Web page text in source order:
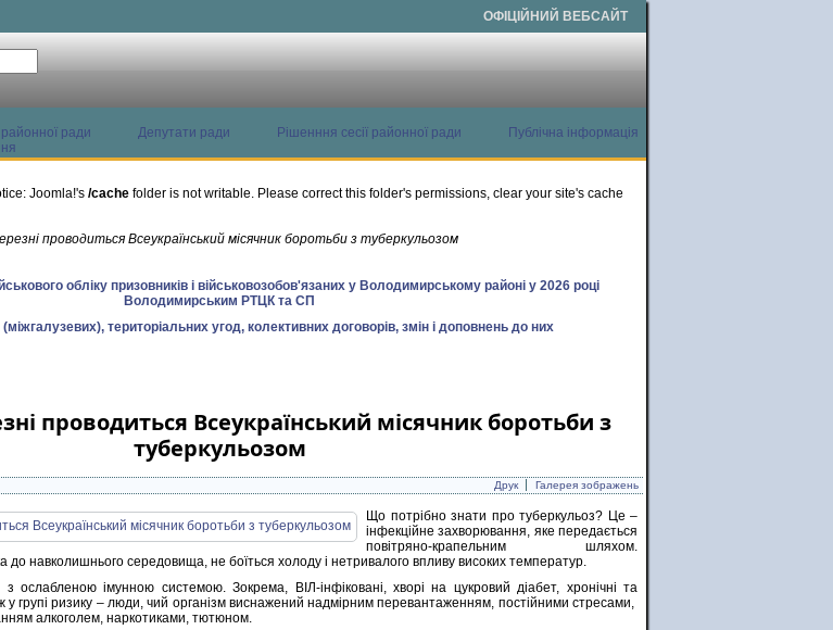
ОФІЦІЙНИЙ ВЕБСАЙТ
ради Депутати ради Рішенння сесії районної ради
Публічна інформація
Joomla!'s /cache folder is not writable. Please correct this folder's permissions, clear your site's cache
проводиться Всеукраїнський місячник боротьби з туберкульозом
обліку призовників і військовозобов'язаних у Володимирському районі у 2026 році
Володимирським РТЦК та СП
територіальних угод, колективних договорів, змін і доповнень до них
проводиться Всеукраїнський місячник боротьби з
туберкульозом
Друк Галерея зображень
Що потрібно знати про туберкульоз? Це –
інфекційне захворювання, яке передається
повітряно-крапельним шляхом.
до навколишнього середовища, не боїться холоду і нетривалого впливу високих температур.
ослабленою імунною системою. Зокрема, ВІЛ-інфіковані, хворі на цукровий діабет, хронічні та
у групі ризику – люди, чий організм виснажений надмірним перевантаженням, постійними стресами,
алкоголем, наркотиками, тютюном.